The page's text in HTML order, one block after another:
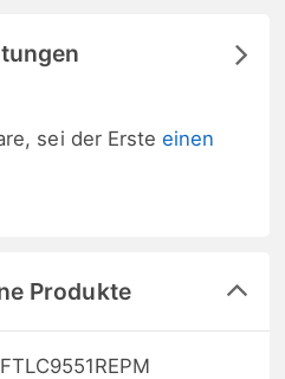
sei der Ersteeinen
Produkte